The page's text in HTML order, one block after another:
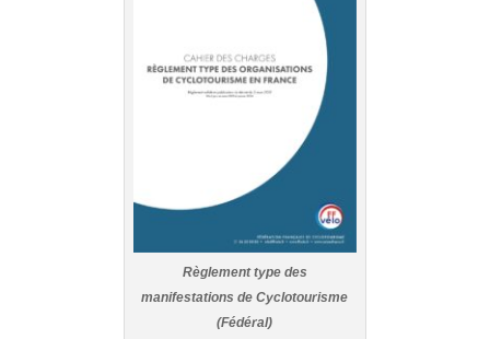
Règlement type des
manifestations de Cyclotourisme
(Fédéral)